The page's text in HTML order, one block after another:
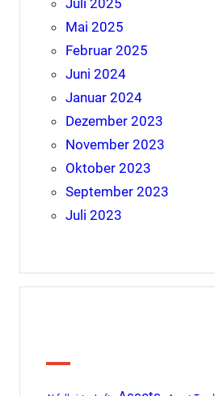
Mai 2025
Februar 2025
Juni 2024
Januar 2024
Dezember 2023
November 2023
Oktober 2023
September 2023
Juli 2023